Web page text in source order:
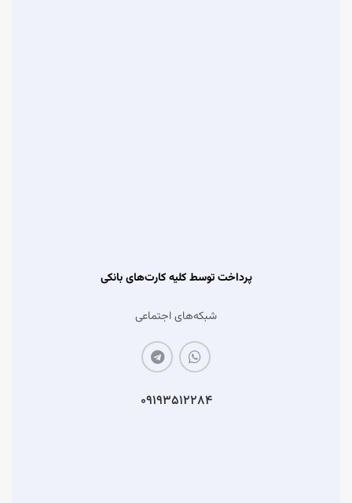
پرداخت توسط کلیه کارت‌های بانکی
شبکه‌های اجتماعی
۰۹۱۹۳۵۱۲۲۸۴